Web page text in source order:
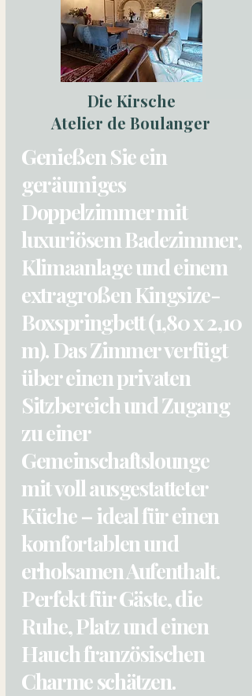
Die Kirsche
Atelier de Boulanger
Genießen Sie ein
geräumiges
Doppelzimmer mit
luxuriösem Badezimmer,
Klimaanlage und einem
extragroßen Kingsize-
Boxspringbett (1,80 x 2,10
m). Das Zimmer verfügt
über einen privaten
Sitzbereich und Zugang
zu einer
Gemeinschaftslounge
mit voll ausgestatteter
Küche – ideal für einen
komfortablen und
erholsamen Aufenthalt.
Perfekt für Gäste, die
Ruhe, Platz und einen
Hauch französischen
Charme schätzen.